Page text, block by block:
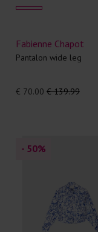
Fabienne Chapot
Pantalon wide leg
€ 70.00 € 139.99
- 50%